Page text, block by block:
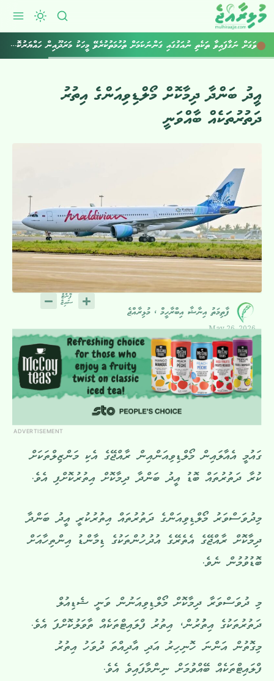
ވަގަށް ނަގާފައިވާ ތަކެތި ނުއަގުގައި ގަންނަކަމަށް ތުހުމަތުކުރެވޭ މީހަކު މަރަދޫއިން ހައްޔަރުކޮށްފި
އީދު ބަންދާ ދިމާކޮށް މޯލްޑިވިއަންގެ އިތުރު
ދަތުރުތަކެއް ބާއްވަނީ
ފާތިމަތު އިނާޝާ އިބްރާހީމް ، މުޅިރާއްޖެ
May 26, 2026
ADVERTISEMENT
ގައުމީ އެއާލައިން މޯލްޑިވިއަންއިން ރާއްޖޭގެ އެކި މަންޒިލްތަކަށް
ކުރާ ދަތުރުތައް ބޮޑު އީދު ބަންދާ ދިމާކޮށް އިތުރުކޮށްފި އެވެ.
މިދުވަސްވަރު މޯލްޑިވިއަންގެ ދަތުރުތައް އިތުރުކުރީ އީދު ބަންދާ
ދިމާކޮށް ރާއްޖޭގެ އެތެރޭގެ އުދުހުންތަކުގެ ޑިމާންޑު އިންތިހާއަށް
ބޮޑުވުމުން ނެވެ.
މި ދުވަސްވަރާ ދިމާކޮށް މޯލްޑިވިއަނުން ވަނީ ޝެޑިއުލް
ދަތުރުތަކުގެ އިތުުރުން، އިތުރު ފްލައިޓްތަކެއް ތާވަލުކޮށްފަ އެވެ.
މިގޮތުން އަންނަ ހޮނިހިރު އަދި އާދިއްތަ ދުވަހު އިތުރު
ފްލައިޓްތަކެއް ބޭއްވުމަށް ނިންމާފައިވެ އެވެ.